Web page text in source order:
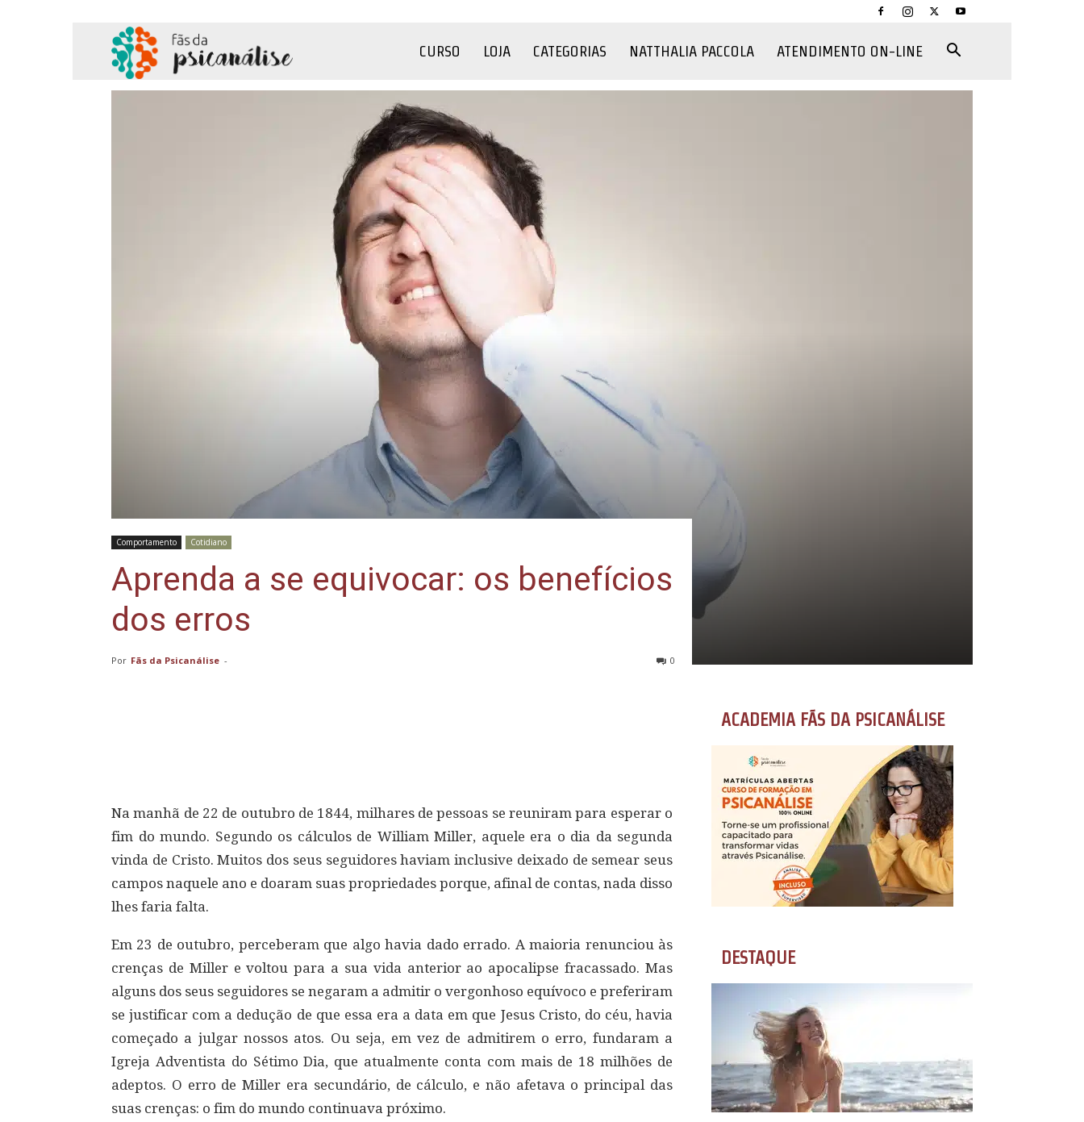
Psicanálise
CURSO LOJA CATEGORIAS NATTHALIA PACCOLA ATENDIMENTO ON-LINE
Comportamento Cotidiano
Aprenda a se equivocar: os benefícios
dos erros
Por Fãs da Psicanálise - 0
Na manhã de 22 de outubro de 1844, milhares de pessoas se reuniram para esperar o
fim do mundo. Segundo os cálculos de William Miller, aquele era o dia da segunda
vinda de Cristo. Muitos dos seus seguidores haviam inclusive deixado de semear seus
campos naquele ano e doaram suas propriedades porque, afinal de contas, nada disso
lhes faria falta.
Em 23 de outubro, perceberam que algo havia dado errado. A maioria renunciou às
crenças de Miller e voltou para a sua vida anterior ao apocalipse fracassado. Mas
alguns dos seus seguidores se negaram a admitir o vergonhoso equívoco e preferiram
se justificar com a dedução de que essa era a data em que Jesus Cristo, do céu, havia
começado a julgar nossos atos. Ou seja, em vez de admitirem o erro, fundaram a
Igreja Adventista do Sétimo Dia, que atualmente conta com mais de 18 milhões de
adeptos. O erro de Miller era secundário, de cálculo, e não afetava o principal das
suas crenças: o fim do mundo continuava próximo.
ACADEMIA FÃS DA PSICANÁLISE
DESTAQUE